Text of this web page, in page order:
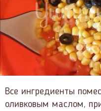
Все ингредиенты
оливковым маслом,